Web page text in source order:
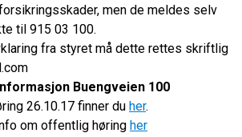
men de meldes selv
til 915 03 100.
fra styret må dette rettes skriftlig
Buengveien 100
26.10.17 finner du her.
om offentlig høring her